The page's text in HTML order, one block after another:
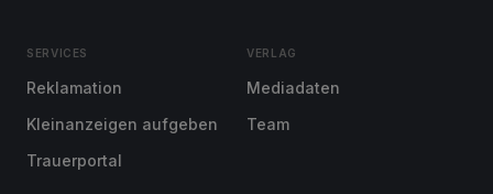
SERVICES
Reklamation
Kleinanzeigen aufgeben
Trauerportal
VERLAG
Mediadaten
Team